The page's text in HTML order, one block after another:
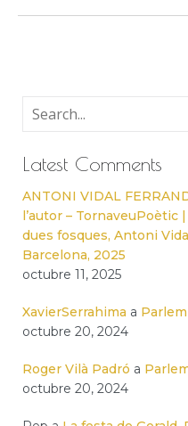
Latest Comments
ANTONI VIDAL
l’autor – TornaveuPoètic
dues fosques, Antoni
Barcelona, 2025
octubre 11, 2025
XavierSerrahima a
octubre 20, 2024
Roger Vilà Padró a
octubre 20, 2024